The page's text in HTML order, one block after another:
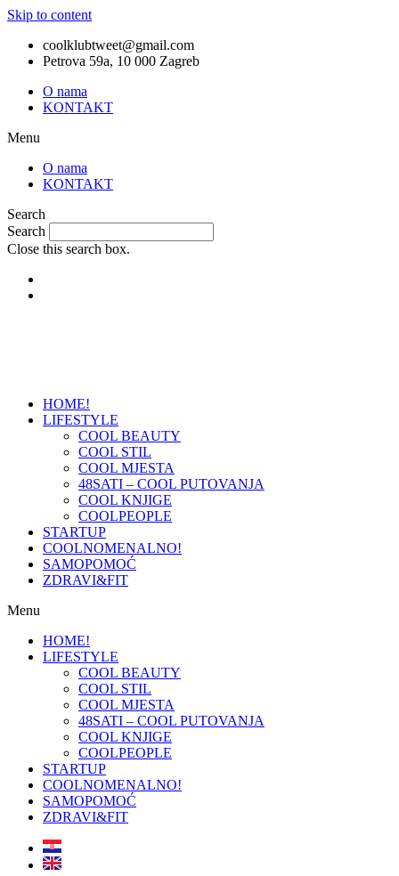
Skip to content
coolklubtweet@gmail.com
Petrova 59a, 10 000 Zagreb
O nama
KONTAKT
Menu
O nama
KONTAKT
Search
Search
Close this search box.
HOME!
LIFESTYLE
COOL BEAUTY
COOL STIL
COOL MJESTA
48SATI – COOL PUTOVANJA
COOL KNJIGE
COOLPEOPLE
STARTUP
COOLNOMENALNO!
SAMOPOMOĆ
ZDRAVI&FIT
Menu
HOME!
LIFESTYLE
COOL BEAUTY
COOL STIL
COOL MJESTA
48SATI – COOL PUTOVANJA
COOL KNJIGE
COOLPEOPLE
STARTUP
COOLNOMENALNO!
SAMOPOMOĆ
ZDRAVI&FIT